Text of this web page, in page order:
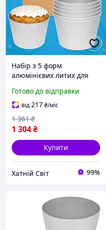
Набір з 5 форм
алюмінієвих литих для
великодніх кулічів, хліба
та кексів з посиленим
бортиком по краю, 3 л
Готово до відправки
від217₴/міс
1 304₴
1 361 ₴
Купити
Хатній Світ 99%